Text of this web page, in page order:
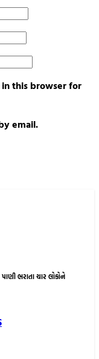
this browser for
email.
ભરાતા ચાર લોકોને